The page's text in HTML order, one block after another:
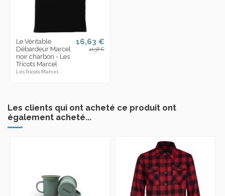
Le Véritable
Débardeur Marcel
noir charbon - Les
Tricots Marcel
Les Tricots Marcel
16,63 €
41,58 €
Les clients qui ont acheté ce produit ont
également acheté...